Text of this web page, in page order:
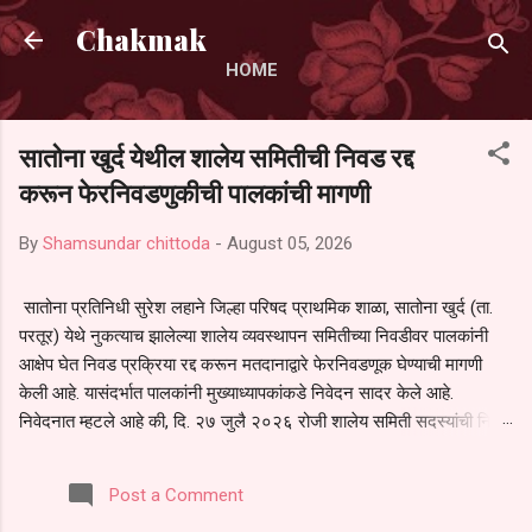
Skip to main content
Chakmak
HOME
सातोना खुर्द येथील शालेय समितीची निवड रद्द
करून फेरनिवडणुकीची पालकांची मागणी
By Shamsundar chittoda - August 05, 2026
सातोना प्रतिनिधी सुरेश लहाने जिल्हा परिषद प्राथमिक शाळा, सातोना खुर्द (ता.
परतूर) येथे नुकत्याच झालेल्या शालेय व्यवस्थापन समितीच्या निवडीवर पालकांनी
आक्षेप घेत निवड प्रक्रिया रद्द करून मतदानाद्वारे फेरनिवडणूक घेण्याची मागणी
केली आहे. यासंदर्भात पालकांनी मुख्याध्यापकांकडे निवेदन सादर केले आहे.
निवेदनात म्हटले आहे की, दि. २७ जुलै २०२६ रोजी शालेय समिती सदस्यांची निवड
पालकांना देण्यात आली नसल्याने मोठ्या संख्येने पालक बैठकीस उपस्थित राहू शकले
नाहीत. तसेच सर्व पालकांना विश्वासात न घेता निवड प्रक्रिया पूर्ण करण्यात
Post a Comment